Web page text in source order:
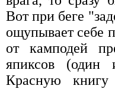
Вот при беге
ощупывает себе
от камподей
япиксов (один
Красную